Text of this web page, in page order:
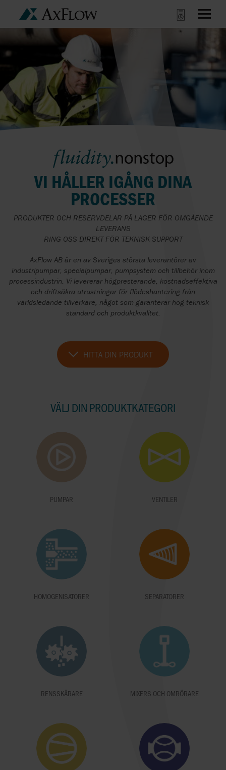
VI HÅLLER IGÅNG DINA
PROCESSER
PRODUKTER OCH RESERVDELAR PÅ LAGER FÖR OMGÅENDE
LEVERANS
RING OSS DIREKT FÖR TEKNISK SUPPORT
AxFlow AB är en av Sveriges största leverantörer av
industripumpar, specialpumpar, pumpsystem och tillbehör inom
processindustrin. Vi levererar högpresterande, kostnadseffektiva
och driftsäkra utrustningar för flödeshantering från
världsledande tillverkare, något som garanterar hög teknisk
standard och produktkvalitet.
HITTA DIN PRODUKT
VÄLJ DIN PRODUKTKATEGORI
PUMPAR VENTILER
HOMOGENISATORER SEPARATORER
RENSSKÄRARE MIXERS OCH OMRÖRARE